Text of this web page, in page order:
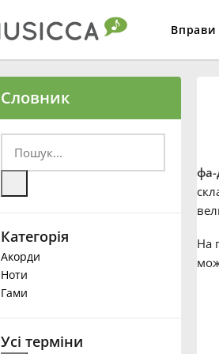
Вправи
Български
Deutsch
Español
Словник
Категорія
Акорди
Ноти
Гами
Усі терміни
фа-
На